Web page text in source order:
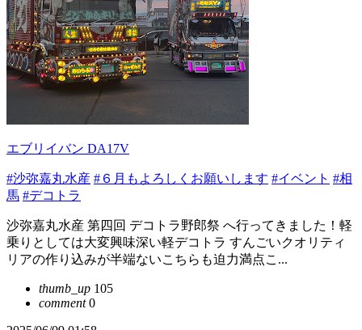
エブリイバン DA17V
#沙弥嘉丸水産 #６月もよろしくお願いします #イベント #相
馬 #デコトラ
沙弥嘉丸水産 第四回 デコトラ野郎祭 へ行ってきました！軽
乗りとしては大変興味深い軽デコトラ すんごいクオリティ
リアの作り込みが半端ないこちらも迫力満点こ...
thumb_up 105
comment0